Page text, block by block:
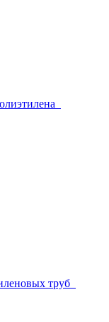
труб